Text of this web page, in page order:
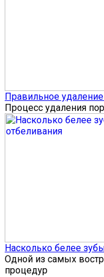
Правильное
Процесс удаления
Насколько белее
Одной из самых
процедур